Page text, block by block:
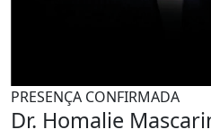
PRESENÇA CONFIRMADA
Dr. Homalie